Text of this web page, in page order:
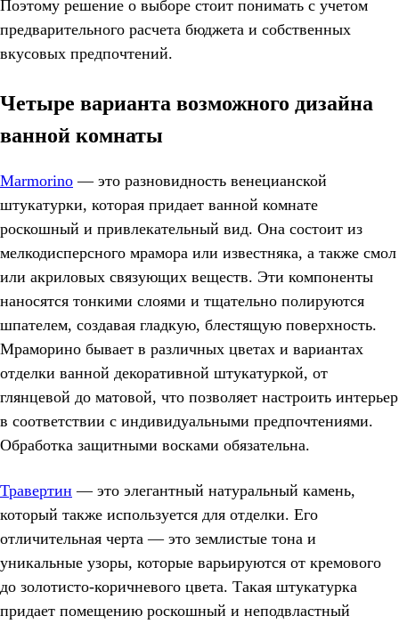
Поэтому решение о выборе стоит понимать с учетом
предварительного расчета бюджета и собственных
вкусовых предпочтений.
Четыре варианта возможного дизайна
ванной комнаты
Marmorino — это разновидность венецианской
штукатурки, которая придает ванной комнате
роскошный и привлекательный вид. Она состоит из
мелкодисперсного мрамора или известняка, а также смол
или акриловых связующих веществ. Эти компоненты
наносятся тонкими слоями и тщательно полируются
шпателем, создавая гладкую, блестящую поверхность.
Мраморино бывает в различных цветах и вариантах
отделки ванной декоративной штукатуркой, от
глянцевой до матовой, что позволяет настроить интерьер
в соответствии с индивидуальными предпочтениями.
Обработка защитными восками обязательна.
Травертин — это элегантный натуральный камень,
который также используется для отделки. Его
отличительная черта — это землистые тона и
уникальные узоры, которые варьируются от кремового
до золотисто-коричневого цвета. Такая штукатурка
придает помещению роскошный и неподвластный